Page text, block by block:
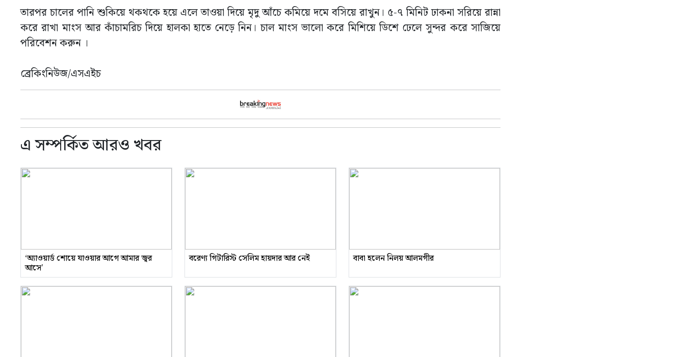
তারপর চালের পানি শুকিয়ে থকথকে হয়ে এলে তাওয়া দিয়ে মৃদু আঁচে কমিয়ে দমে বসিয়ে রাখুন। ৫-৭ মিনিট ঢাকনা সরিয়ে রান্না
করে রাখা মাংস আর কাঁচামরিচ দিয়ে হালকা হাতে নেড়ে নিন। চাল মাংস ভালো করে মিশিয়ে ডিশে ঢেলে সুন্দর করে সাজিয়ে
পরিবেশন করুন ।
ব্রেকিংনিউজ/এসএইচ
এ সম্পর্কিত আরও খবর
‘অ্যাওয়ার্ড শোয়ে যাওয়ার আগে আমার জ্বর
আসে’
বরেণ্য গিটারিস্ট সেলিম হায়দার আর নেই বাবা হলেন নিলয় আলমগীর